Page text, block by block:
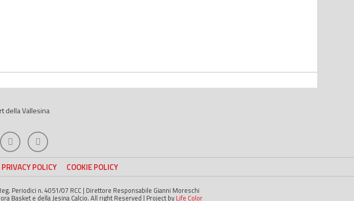
PRIVACY POLICY COOKIE POLICY
Periodici n. 4051/07 RCC | Direttore Responsabile Gianni Moreschi
Basket e della Jesina Calcio. All right Reserved | Project by Life Color